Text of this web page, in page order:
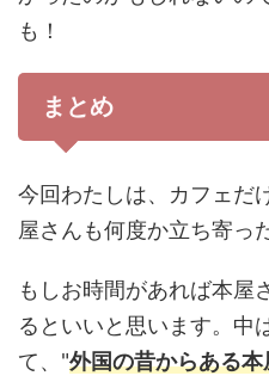
も！
まとめ
今回わたしは、カフェだ
屋さんも何度か立ち寄っ
もしお時間があれば本屋
るといいと思います。中
て、"外国の昔からある本